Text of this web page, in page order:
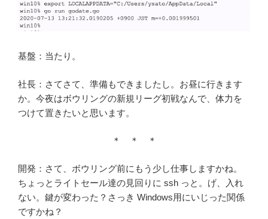
基盤：当たり。
社長：さてさて、準備もできましたし。お昼に行きます
か。今夜はボウリングの新規リーグ初戦なんで、体力を
つけて置きたいと思います。
＊ ＊ ＊
開発：さて、ボウリング前にもう少し仕事しますかね。
ちょっとライトセール達の見回りに ssh っと。げ、入れ
ない。鍵が変わった？さっき Windows用にいじった関係
ですかね？